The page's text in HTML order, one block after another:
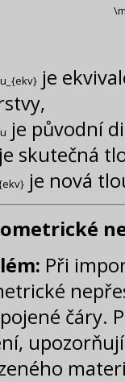
je
je původní
je skutečná
je nová
Při
čáry.